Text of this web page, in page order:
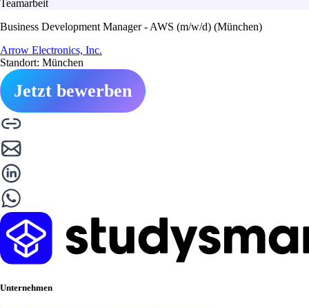
Teamarbeit
Business Development Manager - AWS (m/w/d) (München)
Arrow Electronics, Inc.
Standort: München
Jetzt bewerben
Unternehmen